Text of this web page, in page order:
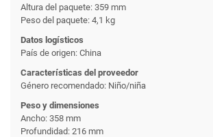
Altura del paquete: 359 mm
Peso del paquete: 4,1 kg
Datos logísticos
País de origen: China
Características del proveedor
Género recomendado: Niño/niña
Peso y dimensiones
Ancho: 358 mm
Profundidad: 216 mm